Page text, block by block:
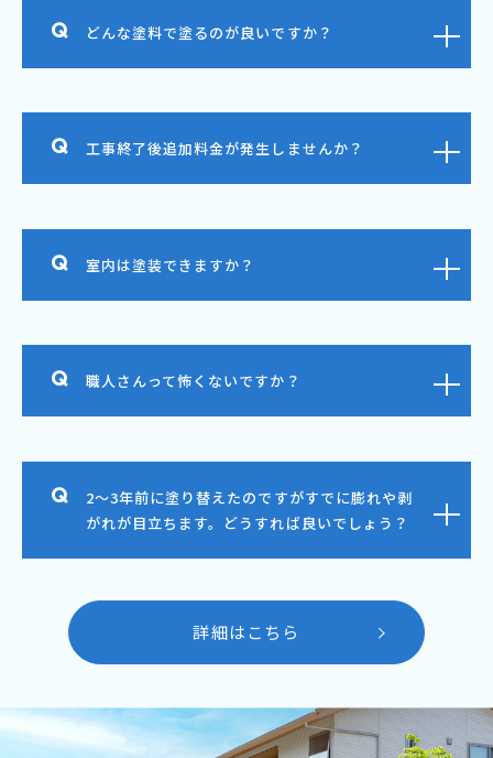
どんな塗料で塗るのが良いですか？
工事終了後追加料金が発生しませんか？
室内は塗装できますか？
職人さんって怖くないですか？
2～3年前に塗り替えたのですがすでに膨れや剥
がれが目立ちます。どうすれば良いでしょう？
詳細はこちら